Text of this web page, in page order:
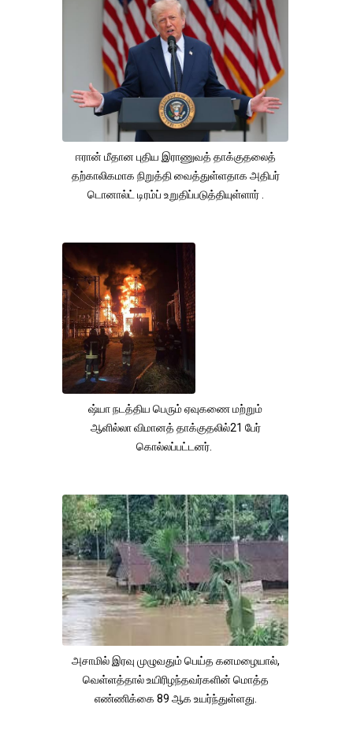
ஈரான் மீதான புதிய இராணுவத் தாக்குதலைத்
தற்காலிகமாக நிறுத்தி வைத்துள்ளதாக அதிபர்
டொனால்ட் டிரம்ப் உறுதிப்படுத்தியுள்ளார் .
ஷ்யா நடத்திய பெரும் ஏவுகணை மற்றும்
ஆளில்லா விமானத் தாக்குதலில்21 பேர்
கொல்லப்பட்டனர்.
அசாமில் இரவு முழுவதும் பெய்த கனமழையால்,
வெள்ளத்தால் உயிரிழந்தவர்களின் மொத்த
எண்ணிக்கை 89 ஆக உயர்ந்துள்ளது.